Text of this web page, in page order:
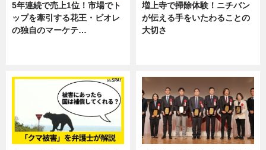
5年連続で売上1位！市場でト
ップを牽引する花王・ビオレ
の独自のマーケテ…
増上寺で掃除体験！ニチバン
が伝える手をいたわることの
大切さ